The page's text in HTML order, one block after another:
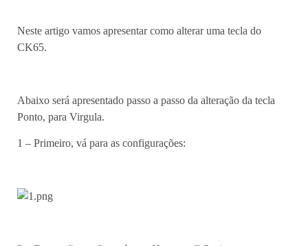
Neste artigo vamos apresentar como alterar uma tecla do
CK65.
Abaixo será apresentado passo a passo da alteração da tecla
Ponto, para Virgula.
1 – Primeiro, vá para as configurações: